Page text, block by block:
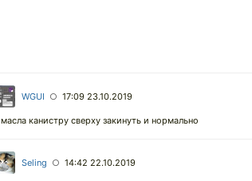
WGUI ○ 17:09 23.10.2019
масла канистру сверху закинуть и нормально
Seling ○ 14:42 22.10.2019